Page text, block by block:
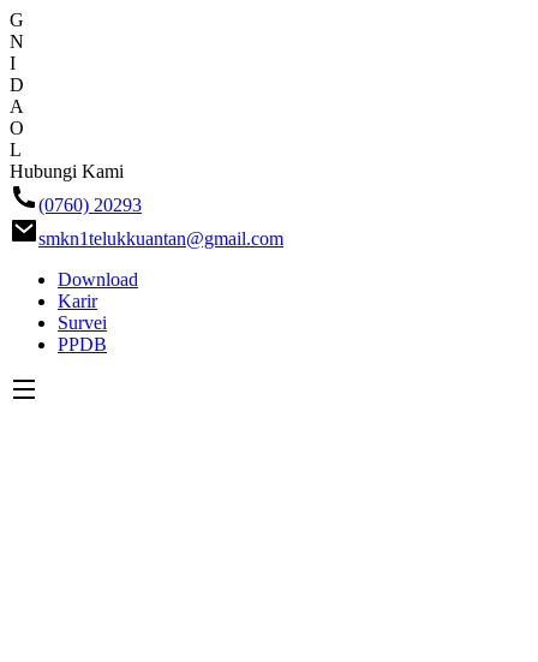
G
N
I
D
A
O
L
Skip
ke
konten
Hubungi Kami
(0760) 20293
smkn1telukkuantan@gmail.com
Download
Karir
Survei
PPDB